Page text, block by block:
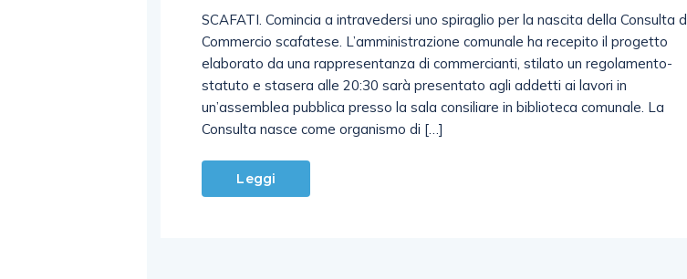
SCAFATI. Comincia a intravedersi uno spiraglio per la nascita della Consulta
Commercio scafatese. L’amministrazione comunale ha recepito il progetto
elaborato da una rappresentanza di commercianti, stilato un regolamento-
statuto e stasera alle 20:30 sarà presentato agli addetti ai lavori in
un’assemblea pubblica presso la sala consiliare in biblioteca comunale. La
Consulta nasce come organismo di […]
Leggi